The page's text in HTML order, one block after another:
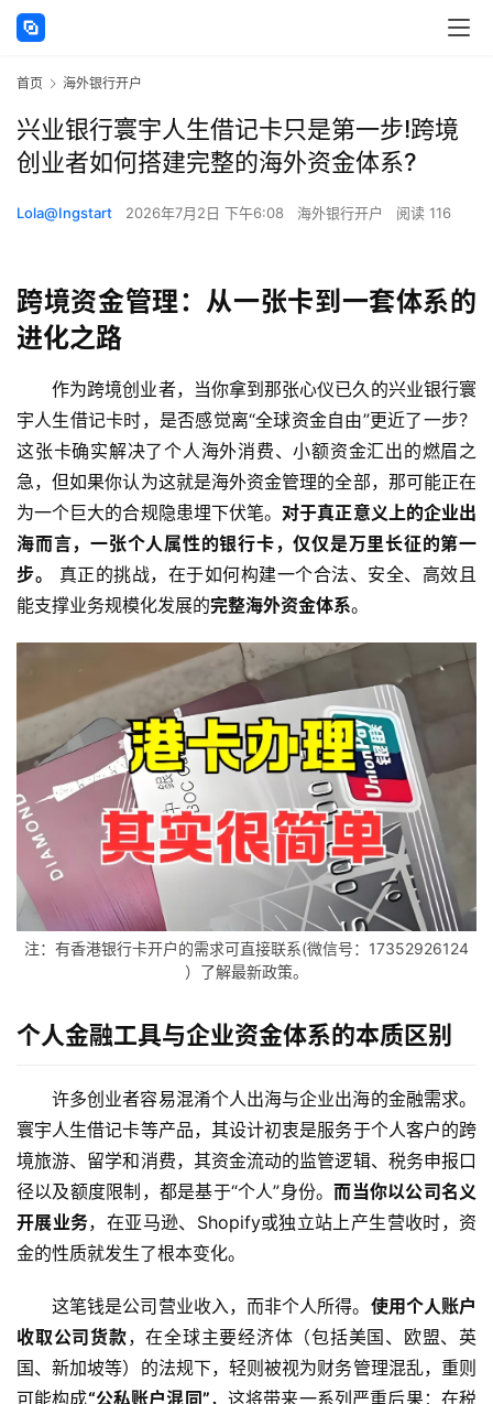
首页 海外银行开户
兴业银行寰宇人生借记卡只是第一步!跨境
创业者如何搭建完整的海外资金体系?
Lola@Ingstart 2026年7月2日 下午6:08 海外银行开户 阅读 116
跨境资金管理：从一张卡到一套体系的
进化之路
作为跨境创业者，当你拿到那张心仪已久的兴业银行寰
宇人生借记卡时，是否感觉离“全球资金自由”更近了一步？
这张卡确实解决了个人海外消费、小额资金汇出的燃眉之
急，但如果你认为这就是海外资金管理的全部，那可能正在
为一个巨大的合规隐患埋下伏笔。 对于真正意义上的企业出
海而言，一张个人属性的银行卡，仅仅是万里长征的第一
步。
真正的挑战，在于如何构建一个合法、安全、高效且
能支撑业务规模化发展的完整海外资金体系。
注：有香港银行卡开户的需求可直接联系(微信号：17352926124
）了解最新政策。
个人金融工具与企业资金体系的本质区别
许多创业者容易混淆个人出海与企业出海的金融需求。
寰宇人生借记卡等产品，其设计初衷是服务于个人客户的跨
境旅游、留学和消费，其资金流动的监管逻辑、税务申报口
径以及额度限制，都是基于“个人”身份。而当你以公司名义
开展业务，在亚马逊、Shopify或独立站上产生营收时，资
金的性质就发生了根本变化。
这笔钱是公司营业收入，而非个人所得。 使用个人账户
收取公司货款，在全球主要经济体（包括美国、欧盟、英
国、新加坡等）的法规下，轻则被视为财务管理混乱，重则
可能构成“公私账户混同”，这将带来一系列严重后果：在税